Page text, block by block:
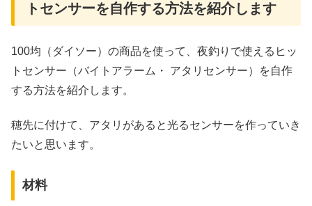
トセンサーを自作する方法を紹介します
100均（ダイソー）の商品を使って、夜釣りで使えるヒッ
トセンサー（バイトアラーム・ アタリセンサー）を自作
する方法を紹介します。
穂先に付けて、アタリがあると光るセンサーを作っていき
たいと思います。
材料